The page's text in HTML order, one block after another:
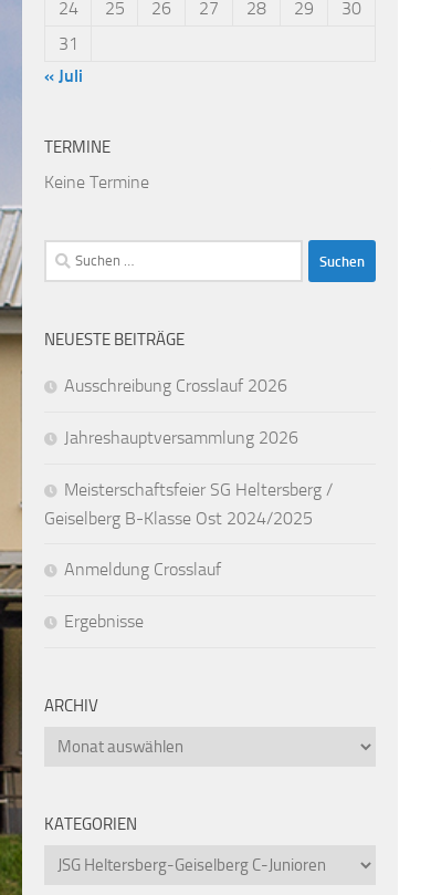
24
25 26 27 28 29
30
31
« Juli
TERMINE
Keine Termine
Suchen
nach:
NEUESTE BEITRÄGE
Ausschreibung Crosslauf 2026
Jahreshauptversammlung 2026
Meisterschaftsfeier SG Heltersberg /
Geiselberg B-Klasse Ost 2024/2025
Anmeldung Crosslauf
Ergebnisse
ARCHIV
Archiv
KATEGORIEN
Kategorien